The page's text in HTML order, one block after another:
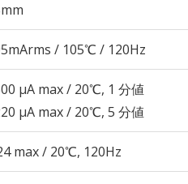
/ 105℃ / 120Hz
μA max / 20℃, 1 分値
μA max / 20℃, 5 分値
max / 20℃, 120Hz